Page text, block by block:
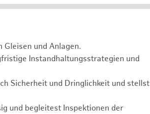
Gleisen und Anlagen.
Instandhaltungsstrategien und
Sicherheit und Dringlichkeit und stellst
und begleitest Inspektionen der